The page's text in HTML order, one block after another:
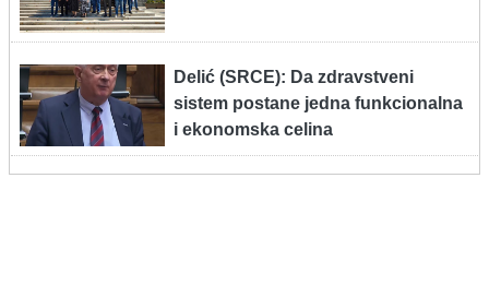
Delić (SRCE): Da zdravstveni
sistem postane jedna funkcionalna
i ekonomska celina